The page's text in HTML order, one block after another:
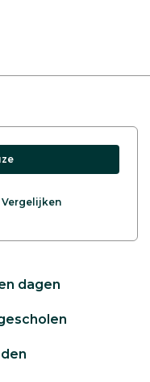
Vergelijken
dagen